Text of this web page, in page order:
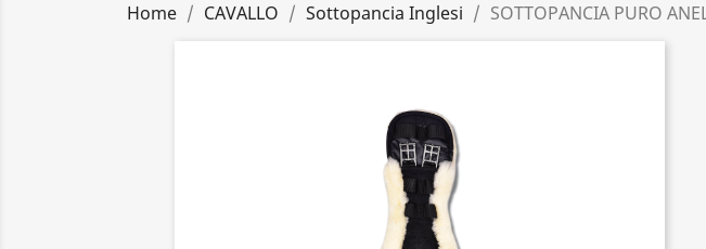
Home CAVALLO Sottopancia Inglesi SOTTOPANCIA PURO